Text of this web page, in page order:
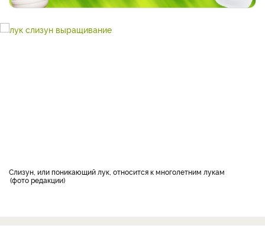
Слизун, или поникающий лук, относится к многолетним лукам
фото редакции